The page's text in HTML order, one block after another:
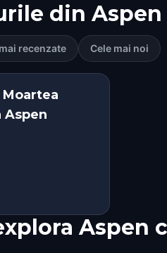
din Aspen
recenzate Cele mai noi
Aspen
Aspen